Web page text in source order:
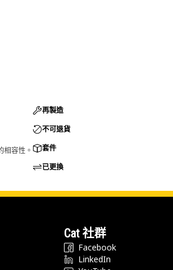
容性。
再製造
不可退貨
套件
已更換
Cat 社群
Facebook
LinkedIn